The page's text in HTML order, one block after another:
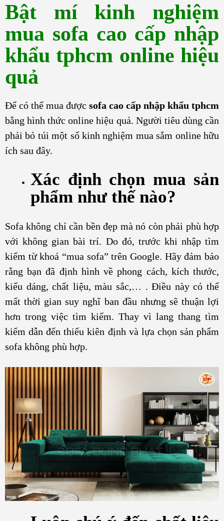
Bật mí kinh nghiệm
mua sofa cao cấp nhập
khẩu tphcm online hiệu
quả
Để có thể mua được sofa cao cấp nhập khẩu tphcm
bằng hình thức online hiệu quả. Người tiêu dùng cần
phải bỏ túi một số kinh nghiệm mua sắm online hữu
ích sau đây.
Xác định chọn mua sản
phẩm như thế nào?
Sofa không chỉ cần bền đẹp mà nó còn phải phù hợp
với không gian bài trí. Do đó, trước khi nhập tìm
kiếm từ khoá “mua sofa” trên Google. Hãy đảm bảo
rằng bạn đã định hình về phong cách, kích thước,
kiểu dáng, chất liệu, màu sắc,… . Điều này có thể
mất thời gian suy nghĩ ban đầu nhưng sẽ thuận lợi
hơn trong việc tìm kiếm. Thay vì lang thang tìm
kiếm dẫn đến thiếu kiên định và lựa chọn sản phẩm
sofa không phù hợp.